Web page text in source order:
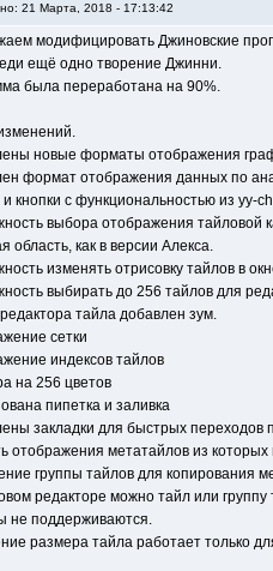
21 Марта, 2018 - 17:13:42
модифицировать Джиновские
ещё одно творение Джинни.
была переработана на 90%.
новые форматы отображения
формат отображения данных по
кнопки с функциональностью из yy-
выбора отображения тайловой
область, как в версии Алекса.
изменять отрисовку тайлов в
выбирать до 256 тайлов для
тайла добавлен зум.
сетки
индексов тайлов
на 256 цветов
пипетка и заливка
закладки для быстрых переходов
отображения метатайлов из
группы тайлов для копирования
редакторе можно тайл или
не поддерживаются.
размера тайла работает только